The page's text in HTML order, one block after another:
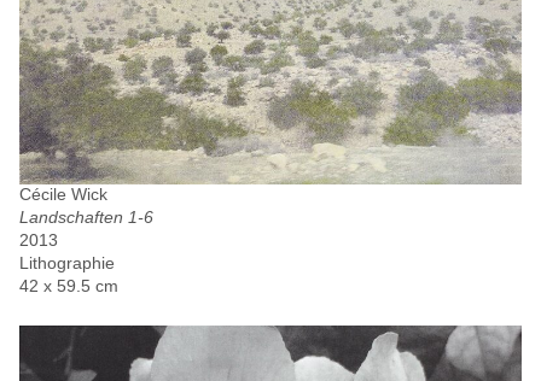
Cécile Wick
Landschaften 1-6
2013
Lithographie
42 x 59.5 cm